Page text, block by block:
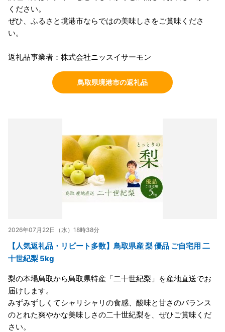
ください。
ぜひ、ふるさと境港市ならではの美味しさをご賞味くださ
い。
返礼品事業者：株式会社ニッスイサーモン
鳥取県境港市の返礼品
2026年07月22日（水）18時38分
【人気返礼品・リピート多数】鳥取県産 梨 優品 ご自宅用 二
十世紀梨 5kg
梨の本場鳥取から鳥取県特産「二十世紀梨」を産地直送でお
届けします。
みずみずしくてシャリシャリの食感、酸味と甘さのバランス
のとれた爽やかな美味しさの二十世紀梨を、ぜひご賞味くだ
さい。